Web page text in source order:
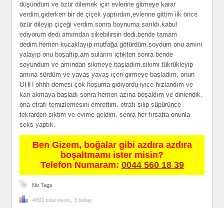
düşündüm ve özür dilemek için evlerine gitmeye karar
verdim,giderken bir de çiçek yaptırdım,evlerine gittim ilk önce
özür dileyip çiçeği verdim.sonra boynuma sarıldı.kabul
ediyorum dedi.amımdan sikebilirsin dedi.bende tamam
dedim.hemen kucaklayıp mutfağa götürdüm.soydum onu amını
yalayıp onu boşaltıp,am sularını içtikten sonra bende
soyundum ve amından sikmeye başladım.sikimi tükrükleyip
amına sürdüm ve yavaş yavaş içeri girmeye başladım. onun
OHH ohhh demesi çok hoşuma gidiyordu iyice hızlandım ve
kan akmaya başladı sonra hemen azına boşaldım ve dinlendik.
ona etrafı temizlemesini emrettim. etrafı silip süpürünce
tekrarden siktim ve evime geldim. sonra her fırsatta onunla
seks yaptık.
Ben Gizem, boğalar gibi azdıra azdıra
boşaltmamı ister misin?
Telefon Numaram: 0044 560 18 39
No Tags
4893 total views, 3 today